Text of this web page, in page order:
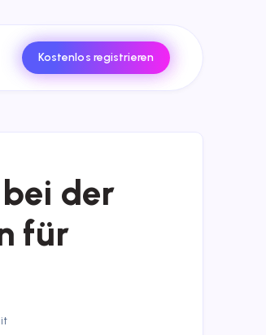
Kostenlos registrieren
der
für